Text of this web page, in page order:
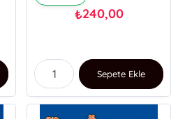
₺240,00
Sepete Ekle